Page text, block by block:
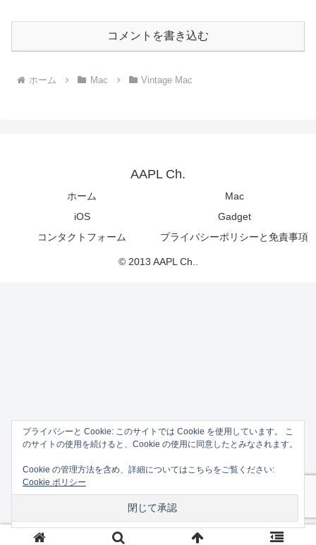
コメントを書き込む
ホーム Mac Vintage Mac
AAPL Ch.
ホーム
Mac
iOS
Gadget
コンタクトフォーム
プライバシーポリシーと免責事項
© 2013 AAPL Ch..
プライバシーと Cookie: このサイトでは Cookie を使用しています。 こ
のサイトの使用を続けると、Cookie の使用に同意したとみなされます。
Cookie の管理方法を含め、詳細についてはこちらをご覧ください:
Cookie ポリシー